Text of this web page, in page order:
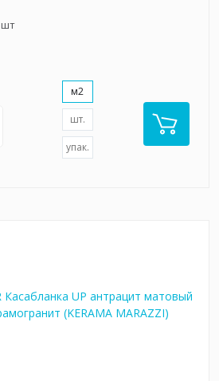
шт
м2
шт.
упак.